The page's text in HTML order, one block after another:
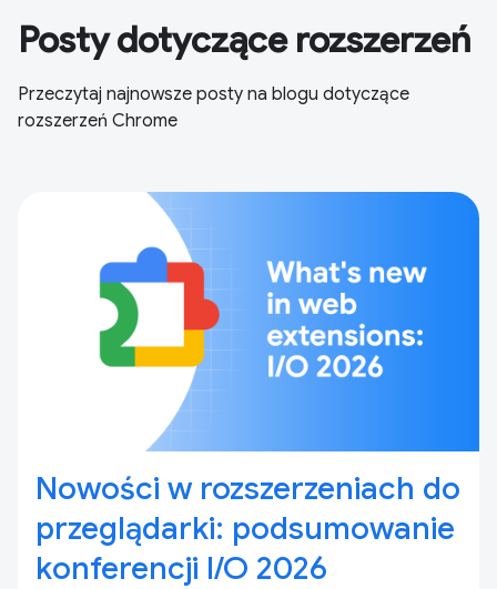
Posty dotyczące rozszerzeń
Przeczytaj najnowsze posty na blogu dotyczące
rozszerzeń Chrome
Nowości w rozszerzeniach do
przeglądarki: podsumowanie
konferencji I/O 2026